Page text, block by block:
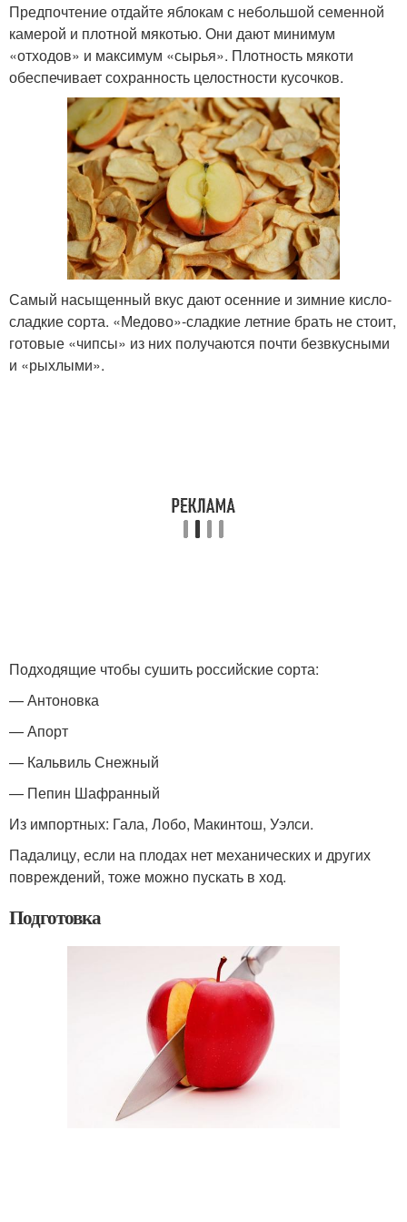
Предпочтение отдайте яблокам с небольшой семенной
камерой и плотной мякотью. Они дают минимум
«отходов» и максимум «сырья». Плотность мякоти
обеспечивает сохранность целостности кусочков.
Самый насыщенный вкус дают осенние и зимние кисло-
сладкие сорта. «Медово»-сладкие летние брать не стоит,
готовые «чипсы» из них получаются почти безвкусными
и «рыхлыми».
Подходящие чтобы сушить российские сорта:
— Антоновка
— Апорт
— Кальвиль Снежный
— Пепин Шафранный
Из импортных: Гала, Лобо, Макинтош, Уэлси.
Падалицу, если на плодах нет механических и других
повреждений, тоже можно пускать в ход.
Подготовка